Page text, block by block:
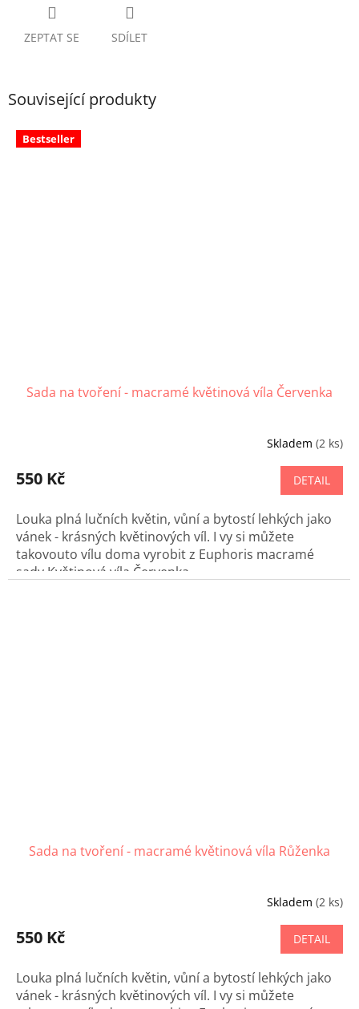
ZEPTAT SE SDÍLET
Související produkty
Bestseller
Sada na tvoření - macramé květinová víla Červenka
Skladem (2 ks)
550 Kč DETAIL
Louka plná lučních květin, vůní a bytostí lehkých jako
vánek - krásných květinových víl. I vy si můžete
takovouto vílu doma vyrobit z Euphoris macramé
sady Květinová víla Červenka.
Sada na tvoření - macramé květinová víla Růženka
Skladem (2 ks)
550 Kč DETAIL
Louka plná lučních květin, vůní a bytostí lehkých jako
vánek - krásných květinových víl. I vy si můžete